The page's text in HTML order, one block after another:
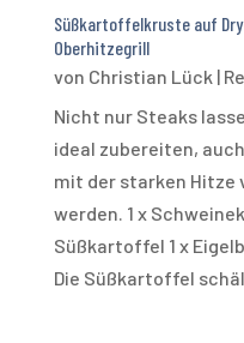
Süßkartoffelkruste auf
Oberhitzegrill
von Christian Lück |
Nicht nur Steaks
ideal zubereiten,
mit der starken Hitze
werden. 1 x
Süßkartoffel 1 x
Die Süßkartoffel